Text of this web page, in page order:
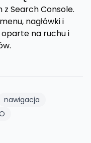
z Search Console.
nagłówki i
na ruchu i
nawigacja